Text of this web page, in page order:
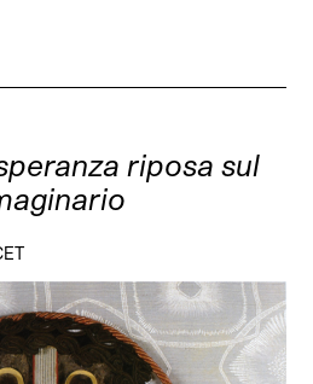
riposa sul